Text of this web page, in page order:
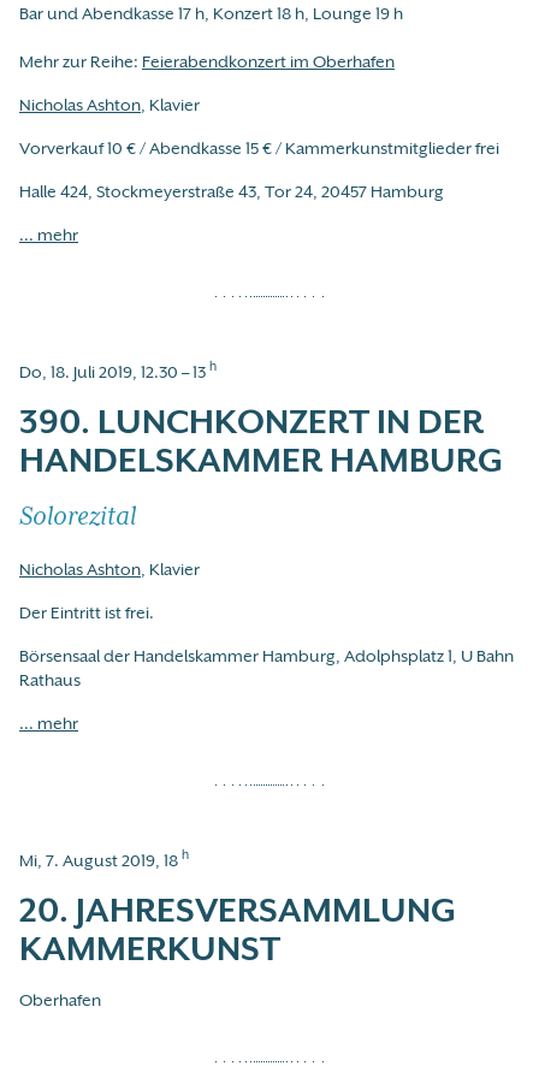
Bar und Abendkasse 17 h, Konzert 18 h, Lounge 19 h
Mehr zur Reihe: Feierabendkonzert im Oberhafen
Nicholas Ashton, Klavier
Vorverkauf 10 € / Abendkasse 15 € / Kammerkunstmitglieder frei
Halle 424, Stockmeyerstraße 43, Tor 24, 20457 Hamburg
... mehr
Do, 18. Juli 2019, 12.30 – 13 h
390. LUNCHKONZERT IN DER
HANDELSKAMMER HAMBURG
Solorezital
Nicholas Ashton, Klavier
Der Eintritt ist frei.
Börsensaal der Handelskammer Hamburg, Adolphsplatz 1, U Bahn
Rathaus
... mehr
Mi, 7. August 2019, 18 h
20. JAHRESVERSAMMLUNG
KAMMERKUNST
Oberhafen